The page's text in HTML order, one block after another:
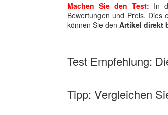
Machen Sie den Test: In
Bewertungen und Preis. Dies
können Sie den Artikel direkt
Test Empfehlung:
Tipp: Vergleichen